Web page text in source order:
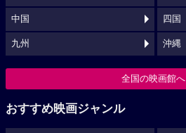
中国 四国
九州 沖縄
全国の映画館へ
おすすめ映画ジャンル